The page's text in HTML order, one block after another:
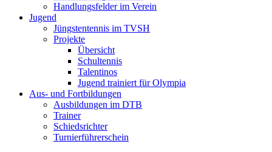
Handlungsfelder im Verein
Jugend
Jüngstentennis im TVSH
Projekte
Übersicht
Schultennis
Talentinos
Jugend trainiert für Olympia
Aus- und Fortbildungen
Ausbildungen im DTB
Trainer
Schiedsrichter
Turnierführerschein